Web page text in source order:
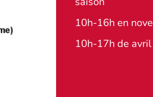
10h-16h en
10h-17h de